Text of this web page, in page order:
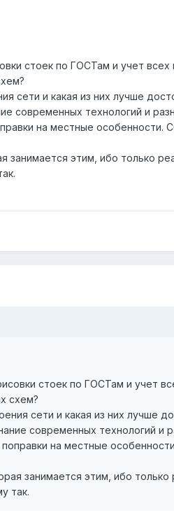
стоек по ГОСТам и учет всех
сети и какая из них лучше
современных технологий и
на местные особенности.
этим, ибо только
стоек по ГОСТам и учет
схем?
сети и какая из них лучше
современных технологий и
на местные
занимается этим, ибо
так.